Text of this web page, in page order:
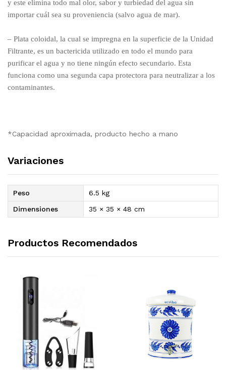
y este elimina todo mal olor, sabor y turbiedad del agua sin
importar cuál sea su proveniencia (salvo agua de mar).
– Plata coloidal, la cual se impregna en la superficie de la Unidad
Filtrante, es un bactericida utilizado en todo el mundo para
purificar el agua y no tiene ningún efecto secundario. Esta
funciona como una segunda capa protectora para neutralizar a los
contaminantes.
*Capacidad aproximada, producto hecho a mano
Variaciones
Peso
6.5 kg
Dimensiones
35 × 35 × 48 cm
Productos Recomendados